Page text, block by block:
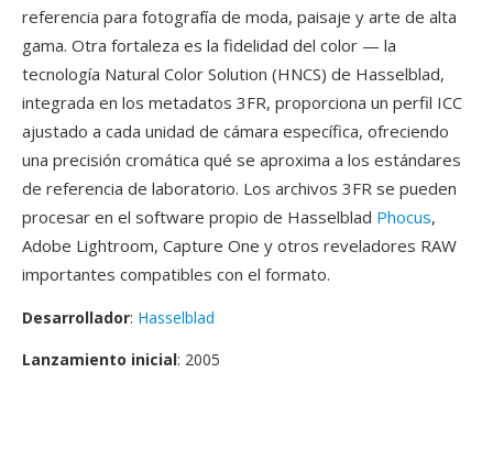
referencia para fotografía de moda, paisaje y arte de alta
gama. Otra fortaleza es la fidelidad del color — la
tecnología Natural Color Solution (HNCS) de Hasselblad,
integrada en los metadatos 3FR, proporciona un perfil ICC
ajustado a cada unidad de cámara específica, ofreciendo
una precisión cromática qué se aproxima a los estándares
de referencia de laboratorio. Los archivos 3FR se pueden
procesar en el software propio de Hasselblad Phocus,
Adobe Lightroom, Capture One y otros reveladores RAW
importantes compatibles con el formato.
Desarrollador: Hasselblad
Lanzamiento inicial: 2005